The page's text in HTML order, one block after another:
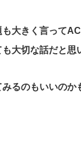
大きく言って
大切な話だと思
るのもいいの